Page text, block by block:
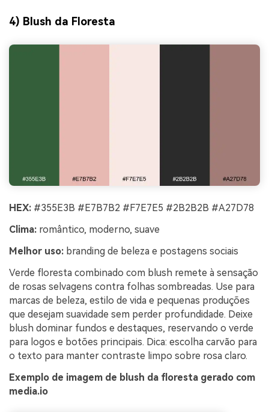
4) Blush da Floresta
HEX: #355E3B #E7B7B2 #F7E7E5 #2B2B2B #A27D78
Clima: romântico, moderno, suave
Melhor uso: branding de beleza e postagens sociais
Verde floresta combinado com blush remete à sensação
de rosas selvagens contra folhas sombreadas. Use para
marcas de beleza, estilo de vida e pequenas produções
que desejam suavidade sem perder profundidade. Deixe
blush dominar fundos e destaques, reservando o verde
para logos e botões principais. Dica: escolha carvão para
o texto para manter contraste limpo sobre rosa claro.
Exemplo de imagem de blush da floresta gerado com
media.io